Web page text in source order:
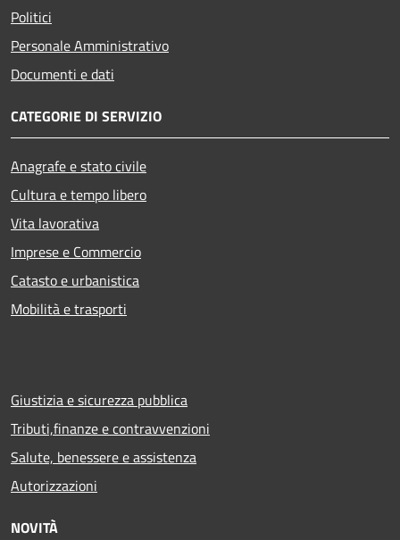
Politici
Personale Amministrativo
Documenti e dati
CATEGORIE DI SERVIZIO
Anagrafe e stato civile
Cultura e tempo libero
Vita lavorativa
Imprese e Commercio
Catasto e urbanistica
Mobilità e trasporti
Giustizia e sicurezza pubblica
Tributi,finanze e contravvenzioni
Salute, benessere e assistenza
Autorizzazioni
NOVITÀ